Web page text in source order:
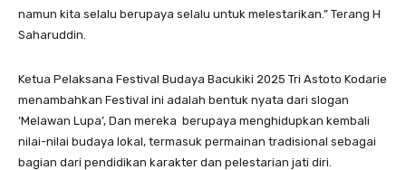
namun kita selalu berupaya selalu untuk melestarikan.” Terang H
Saharuddin.
Ketua Pelaksana Festival Budaya Bacukiki 2025 Tri Astoto Kodarie
menambahkan Festival ini adalah bentuk nyata dari slogan
‘Melawan Lupa’, Dan mereka berupaya menghidupkan kembali
nilai-nilai budaya lokal, termasuk permainan tradisional sebagai
bagian dari pendidikan karakter dan pelestarian jati diri.